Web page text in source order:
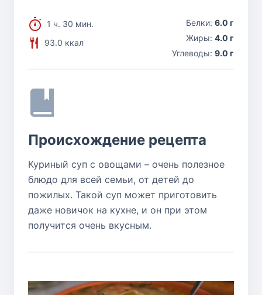
1 ч. 30 мин.
93.0 ккал
Белки: 6.0 г
Жиры: 4.0 г
Углеводы: 9.0 г
Происхождение рецепта
Куриный суп с овощами – очень полезное
блюдо для всей семьи, от детей до
пожилых. Такой суп может приготовить
даже новичок на кухне, и он при этом
получится очень вкусным.